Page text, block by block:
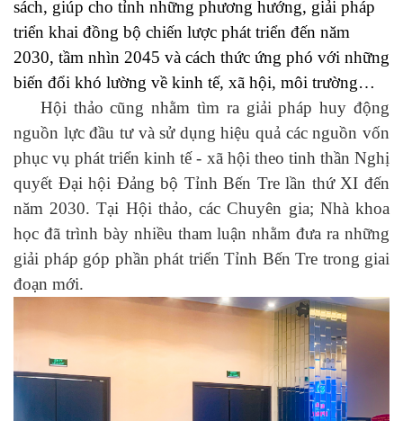
sách, giúp cho tỉnh những phương hướng, giải pháp
triển khai đồng bộ chiến lược phát triển đến năm
2030, tầm nhìn 2045 và cách thức ứng phó với những
biến đổi khó lường về kinh tế, xã hội, môi trường…
Hội thảo cũng nhằm tìm ra giải pháp huy động
nguồn lực đầu tư và sử dụng hiệu quả các nguồn vốn
phục vụ phát triển kinh tế - xã hội theo tinh thần Nghị
quyết Đại hội Đảng bộ Tỉnh Bến Tre lần thứ XI đến
năm 2030. Tại Hội thảo, các Chuyên gia; Nhà khoa
học đã trình bày nhiều tham luận nhằm đưa ra những
giải pháp góp phần phát triển Tỉnh Bến Tre trong giai
đoạn mới.